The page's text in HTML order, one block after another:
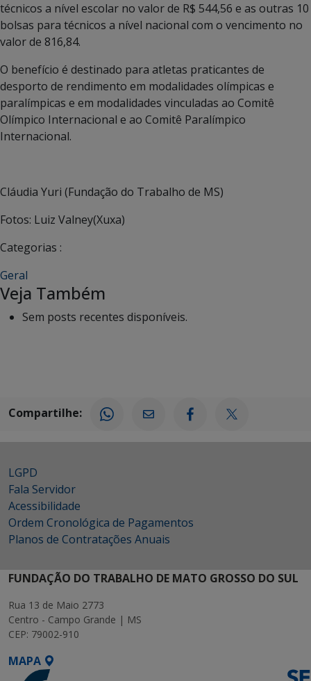
técnicos a nível escolar no valor de R$ 544,56 e as outras 10
bolsas para técnicos a nível nacional com o vencimento no
valor de 816,84.
O benefício é destinado para atletas praticantes de
desporto de rendimento em modalidades olímpicas e
paralímpicas e em modalidades vinculadas ao Comitê
Olímpico Internacional e ao Comitê Paralímpico
Internacional.
Cláudia Yuri (Fundação do Trabalho de MS)
Fotos: Luiz Valney(Xuxa)
Categorias :
Geral
Veja Também
Sem posts recentes disponíveis.
Compartilhe:
LGPD
Fala Servidor
Acessibilidade
Ordem Cronológica de Pagamentos
Planos de Contratações Anuais
FUNDAÇÃO DO TRABALHO DE MATO GROSSO DO SUL
Rua 13 de Maio 2773
Centro - Campo Grande | MS
CEP: 79002-910
MAPA